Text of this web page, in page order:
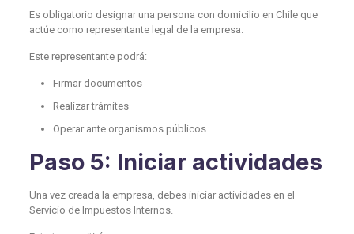
Es obligatorio designar una persona con domicilio en Chile que
actúe como representante legal de la empresa.
Este representante podrá:
Firmar documentos
Realizar trámites
Operar ante organismos públicos
Paso 5: Iniciar actividades
Una vez creada la empresa, debes iniciar actividades en el
Servicio de Impuestos Internos.